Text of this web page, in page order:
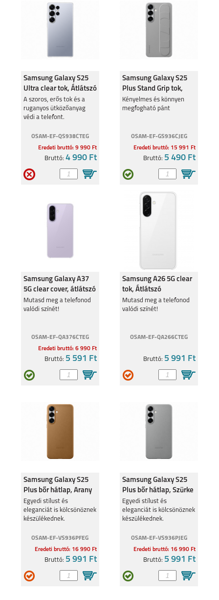
Samsung Galaxy S25
Ultra clear tok, Átlátszó
A szoros, erős tok és a
ruganyos ütközőanyag
védi a telefont.
OSAM-EF-QS938CTEG
Eredeti bruttó: 9 990 Ft
Bruttó: 4 990 Ft
Samsung Galaxy S25
Plus Stand Grip tok,
Szürke
Kényelmes és könnyen
megfogható pánt
OSAM-EF-GS936CJEG
Eredeti bruttó: 15 991 Ft
Bruttó: 5 490 Ft
Samsung Galaxy A37
5G clear cover, átlátszó
Mutasd meg a telefonod
valódi színét!
OSAM-EF-QA376CTEG
Eredeti bruttó: 6 990 Ft
Bruttó: 5 591 Ft
Samsung A26 5G clear
tok, Átlátszó
Mutasd meg a telefonod
valódi színét!
OSAM-EF-QA266CTEG
Bruttó: 5 991 Ft
Samsung Galaxy S25
Plus bőr hátlap, Arany
Egyedi stílust és
eleganciát is kölcsönöznek
készülékednek.
OSAM-EF-VS936PFEG
Eredeti bruttó: 16 990 Ft
Bruttó: 5 991 Ft
Samsung Galaxy S25
Plus bőr hátlap, Szürke
Egyedi stílust és
eleganciát is kölcsönöznek
készülékednek.
OSAM-EF-VS936PJEG
Eredeti bruttó: 16 990 Ft
Bruttó: 5 991 Ft